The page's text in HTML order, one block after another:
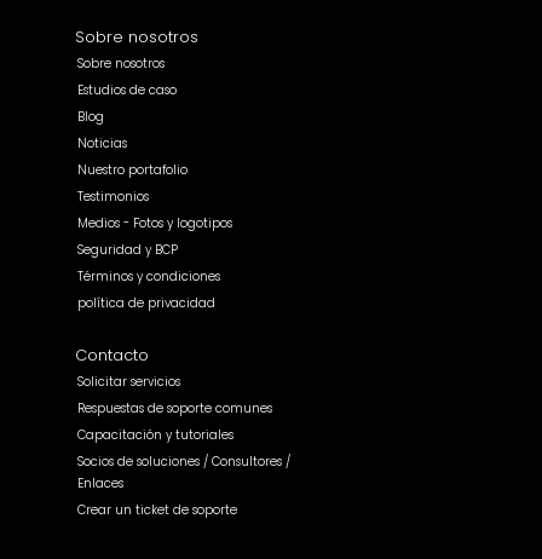
Sobre nosotros
Sobre nosotros
Estudios de caso
Blog
Noticias
Nuestro portafolio
Testimonios
Medios - Fotos y logotipos
Seguridad y BCP
Términos y condiciones
política de privacidad
Contacto
Solicitar servicios
Respuestas de soporte comunes
Capacitación y tutoriales
Socios de soluciones / Consultores /
Enlaces
Crear un ticket de soporte